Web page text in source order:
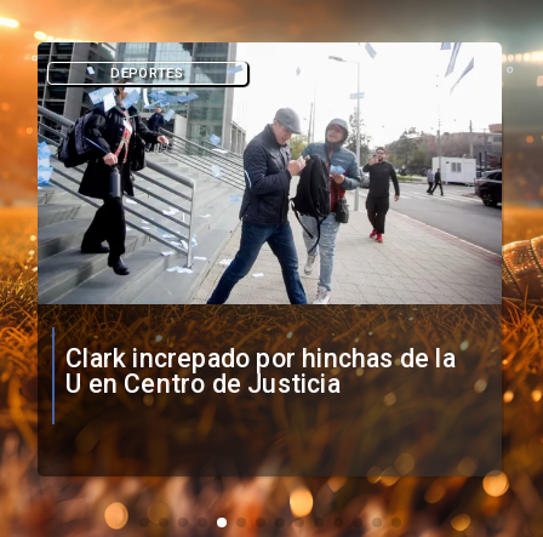
Vozinha firma contrato con Colo
Colo como nuevo arquero
DEPORTES